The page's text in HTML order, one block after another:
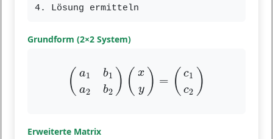
4. Lösung ermitteln
Grundform (2×2 System)
( a1 b1
a2 b2 ) ( x
y ) = ( c1
c2 )
(a 1a 2 2) (x ( 1c
Erweiterte Matrix